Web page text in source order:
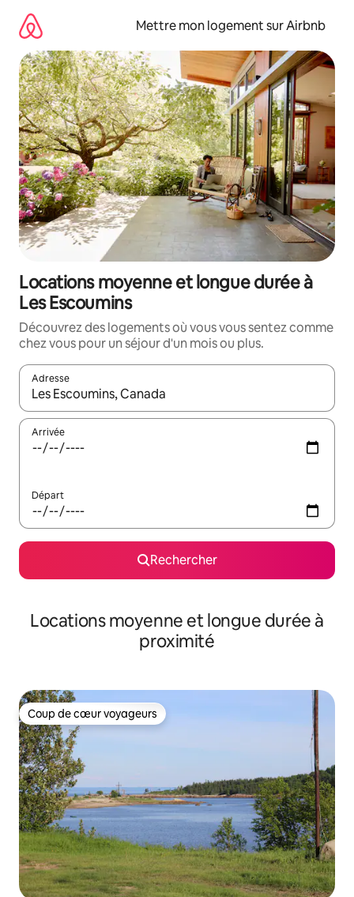
directement
contenu
Mettre mon logement sur Airbnb
Locations moyenne et longue durée à
Les Escoumins
Découvrez des logements où vous vous sentez comme
chez vous pour un séjour d'un mois ou plus.
Adresse
Lorsque les résultats s'affichent, utilisez les flèches vers le
Arrivée
Départ
Rechercher
Locations moyenne et longue durée à
proximité
Coup de cœur voyageurs
Coup de cœur voyageurs